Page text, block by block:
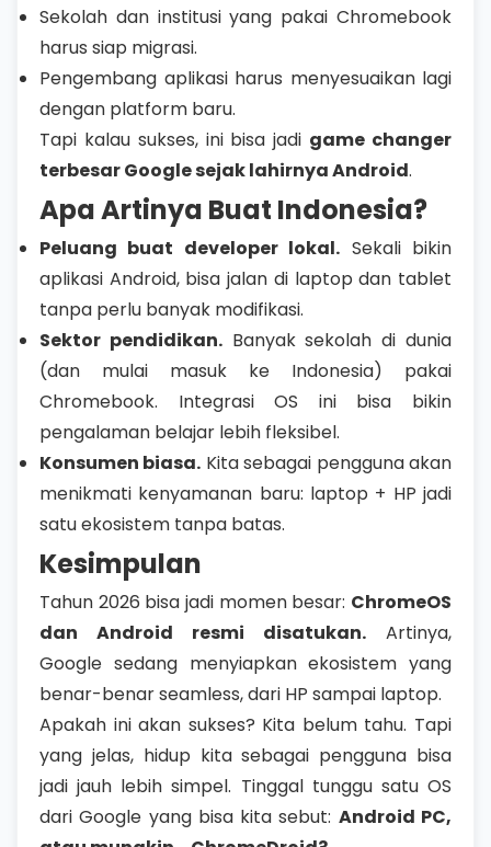
Sekolah dan institusi yang pakai Chromebook
harus siap migrasi.
Pengembang aplikasi harus menyesuaikan lagi
dengan platform baru.
Tapi kalau sukses, ini bisa jadi game changer
terbesar Google sejak lahirnya Android.
Apa Artinya Buat Indonesia?
Peluang buat developer lokal. Sekali bikin
aplikasi Android, bisa jalan di laptop dan tablet
tanpa perlu banyak modifikasi.
Sektor pendidikan.Banyak sekolah di dunia
(dan mulai masuk ke Indonesia) pakai
Chromebook. Integrasi OS ini bisa bikin
pengalaman belajar lebih fleksibel.
Konsumen biasa. Kita sebagai pengguna akan
menikmati kenyamanan baru: laptop + HP jadi
satu ekosistem tanpa batas.
Kesimpulan
Tahun 2026 bisa jadi momen besar: ChromeOS
dan Android resmi disatukan. Artinya,
Google sedang menyiapkan ekosistem yang
benar-benar seamless, dari HP sampai laptop.
Apakah ini akan sukses? Kita belum tahu. Tapi
yang jelas, hidup kita sebagai pengguna bisa
jadi jauh lebih simpel. Tinggal tunggu satu OS
dari Google yang bisa kita sebut: Android PC,